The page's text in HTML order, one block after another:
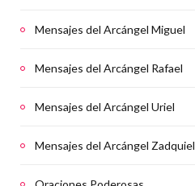
Mensajes del Arcángel Miguel
Mensajes del Arcángel Rafael
Mensajes del Arcángel Uriel
Mensajes del Arcángel Zadquiel